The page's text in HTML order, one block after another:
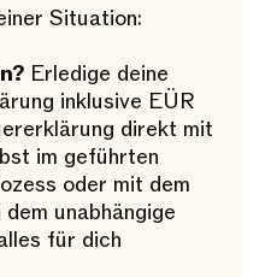
Situation:
Erledige deine
inklusive EÜR
direkt mit
im geführten
oder mit dem
unabhängige
für dich